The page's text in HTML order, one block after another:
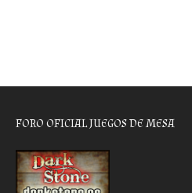
FORO OFICIAL JUEGOS DE MESA